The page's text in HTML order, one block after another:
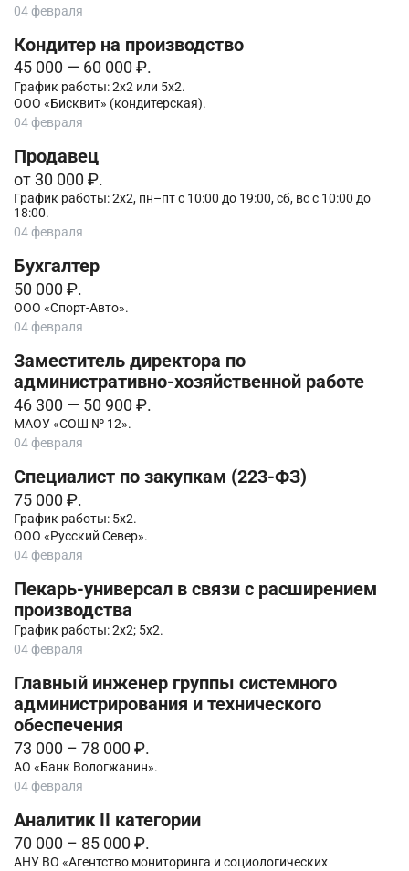
04 февраля
Кондитер на производство
45 000 — 60 000 ₽.
График работы: 2х2 или 5х2.
ООО «Бисквит» (кондитерская).
04 февраля
Продавец
от 30 000 ₽.
График работы: 2х2, пн–пт с 10:00 до 19:00, сб, вс с 10:00 до
18:00.
04 февраля
Бухгалтер
50 000 ₽.
ООО «Спорт-Авто».
04 февраля
Заместитель директора по
административно-хозяйственной работе
46 300 — 50 900 ₽.
МАОУ «СОШ № 12».
04 февраля
Специалист по закупкам (223-ФЗ)
75 000 ₽.
График работы: 5х2.
ООО «Русский Север».
04 февраля
Пекарь-универсал в связи с расширением
производства
График работы: 2х2; 5х2.
04 февраля
Главный инженер группы системного
администрирования и технического
обеспечения
73 000 – 78 000 ₽.
АО «Банк Вологжанин».
04 февраля
Аналитик II категории
70 000 – 85 000 ₽.
АНУ ВО «Агентство мониторинга и социологических